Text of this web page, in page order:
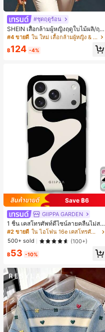
#ชุดฤดูร้อน
SHEIN เสื้อกล้ามผู้หญิงฤดูใบไม้ผลิ/ฤดูร้
อน ใหม่ สไตล์มินิมอลลำลองหรูหรา สีบ
ล็อก ลายจุด คอวี แพตช์เวิร์ก ชายระบา
ย แขนกุด ทรงเข้ารูป อเนกประสงค์, เสื้อ
#4 ขายดี ใน ใหม่ เสื้อกล้ามผู้หญิง & Camis
฿124 -4%
Save ฿6
GIIPPA GARDEN
1 ชิ้น เคสโทรศัพท์ดีไซน์ลายคลื่นไม่สม
มาตรสำหรับ Phone 17 Pro Max, เหม
าะสำหรับ Phone 16 Pro Max, 15 Pro
Max, 14 Pro Max, เคสโทรศัพท์สไตล์เ
กาหลีและน่าสนใจ, เข้ากันได้กับ 11/12/
13/14/15/16 Pro Max Plus, ดีไซน์หรู
ขวัญในอุดมคติสำหรับคริสต์มาส, วันว
าเลนไทน์, อีสเตอร์, ฤดูแต่งงานและวันเ
กิดสำหรับแฟนสาว
#2 ขายดี
ใน ไอโฟน 16e เคสโทรศัพท์แฟชั่น
500+ sold
(100+)
฿53 -10%